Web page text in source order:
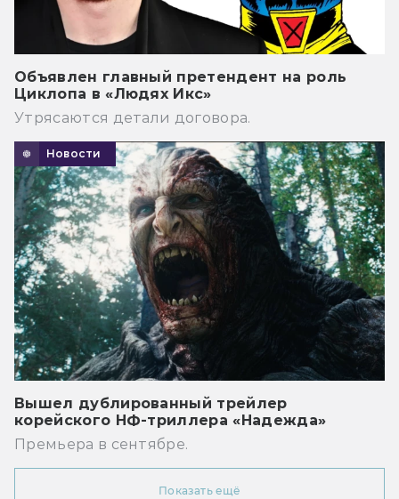
Объявлен главный претендент на роль
Циклопа в «Людях Икс»
Утрясаются детали договора.
Новости
Вышел дублированный трейлер
корейского НФ-триллера «Надежда»
Премьера в сентябре.
Показать ещё